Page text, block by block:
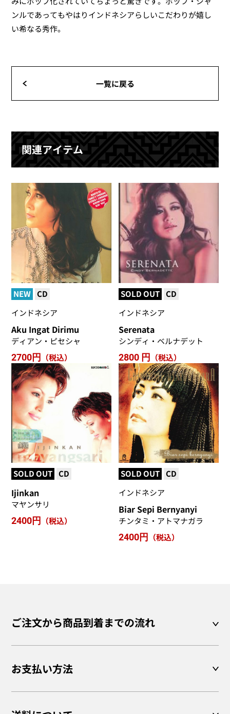
ンルであってもやはりインドネシアらしいこだわりが嬉し
い希なる秀作。
一覧に戻る
関連アイテム
NEW CD
インドネシア
Aku Ingat Dirimu
ディアン・ピセシャ
2700円 （税込）
SOLD OUT CD
インドネシア
Serenata
シンディ・ベルナデット
2800 円 （税込）
SOLD OUT CD
Ijinkan
マヤンサリ
2400円
（税込）
SOLD OUT CD
インドネシア
Biar Sepi Bernyanyi
チンタミ・アトマナガラ
2400円
（税込）
ご注文から商品到着までの流れ
お支払い方法